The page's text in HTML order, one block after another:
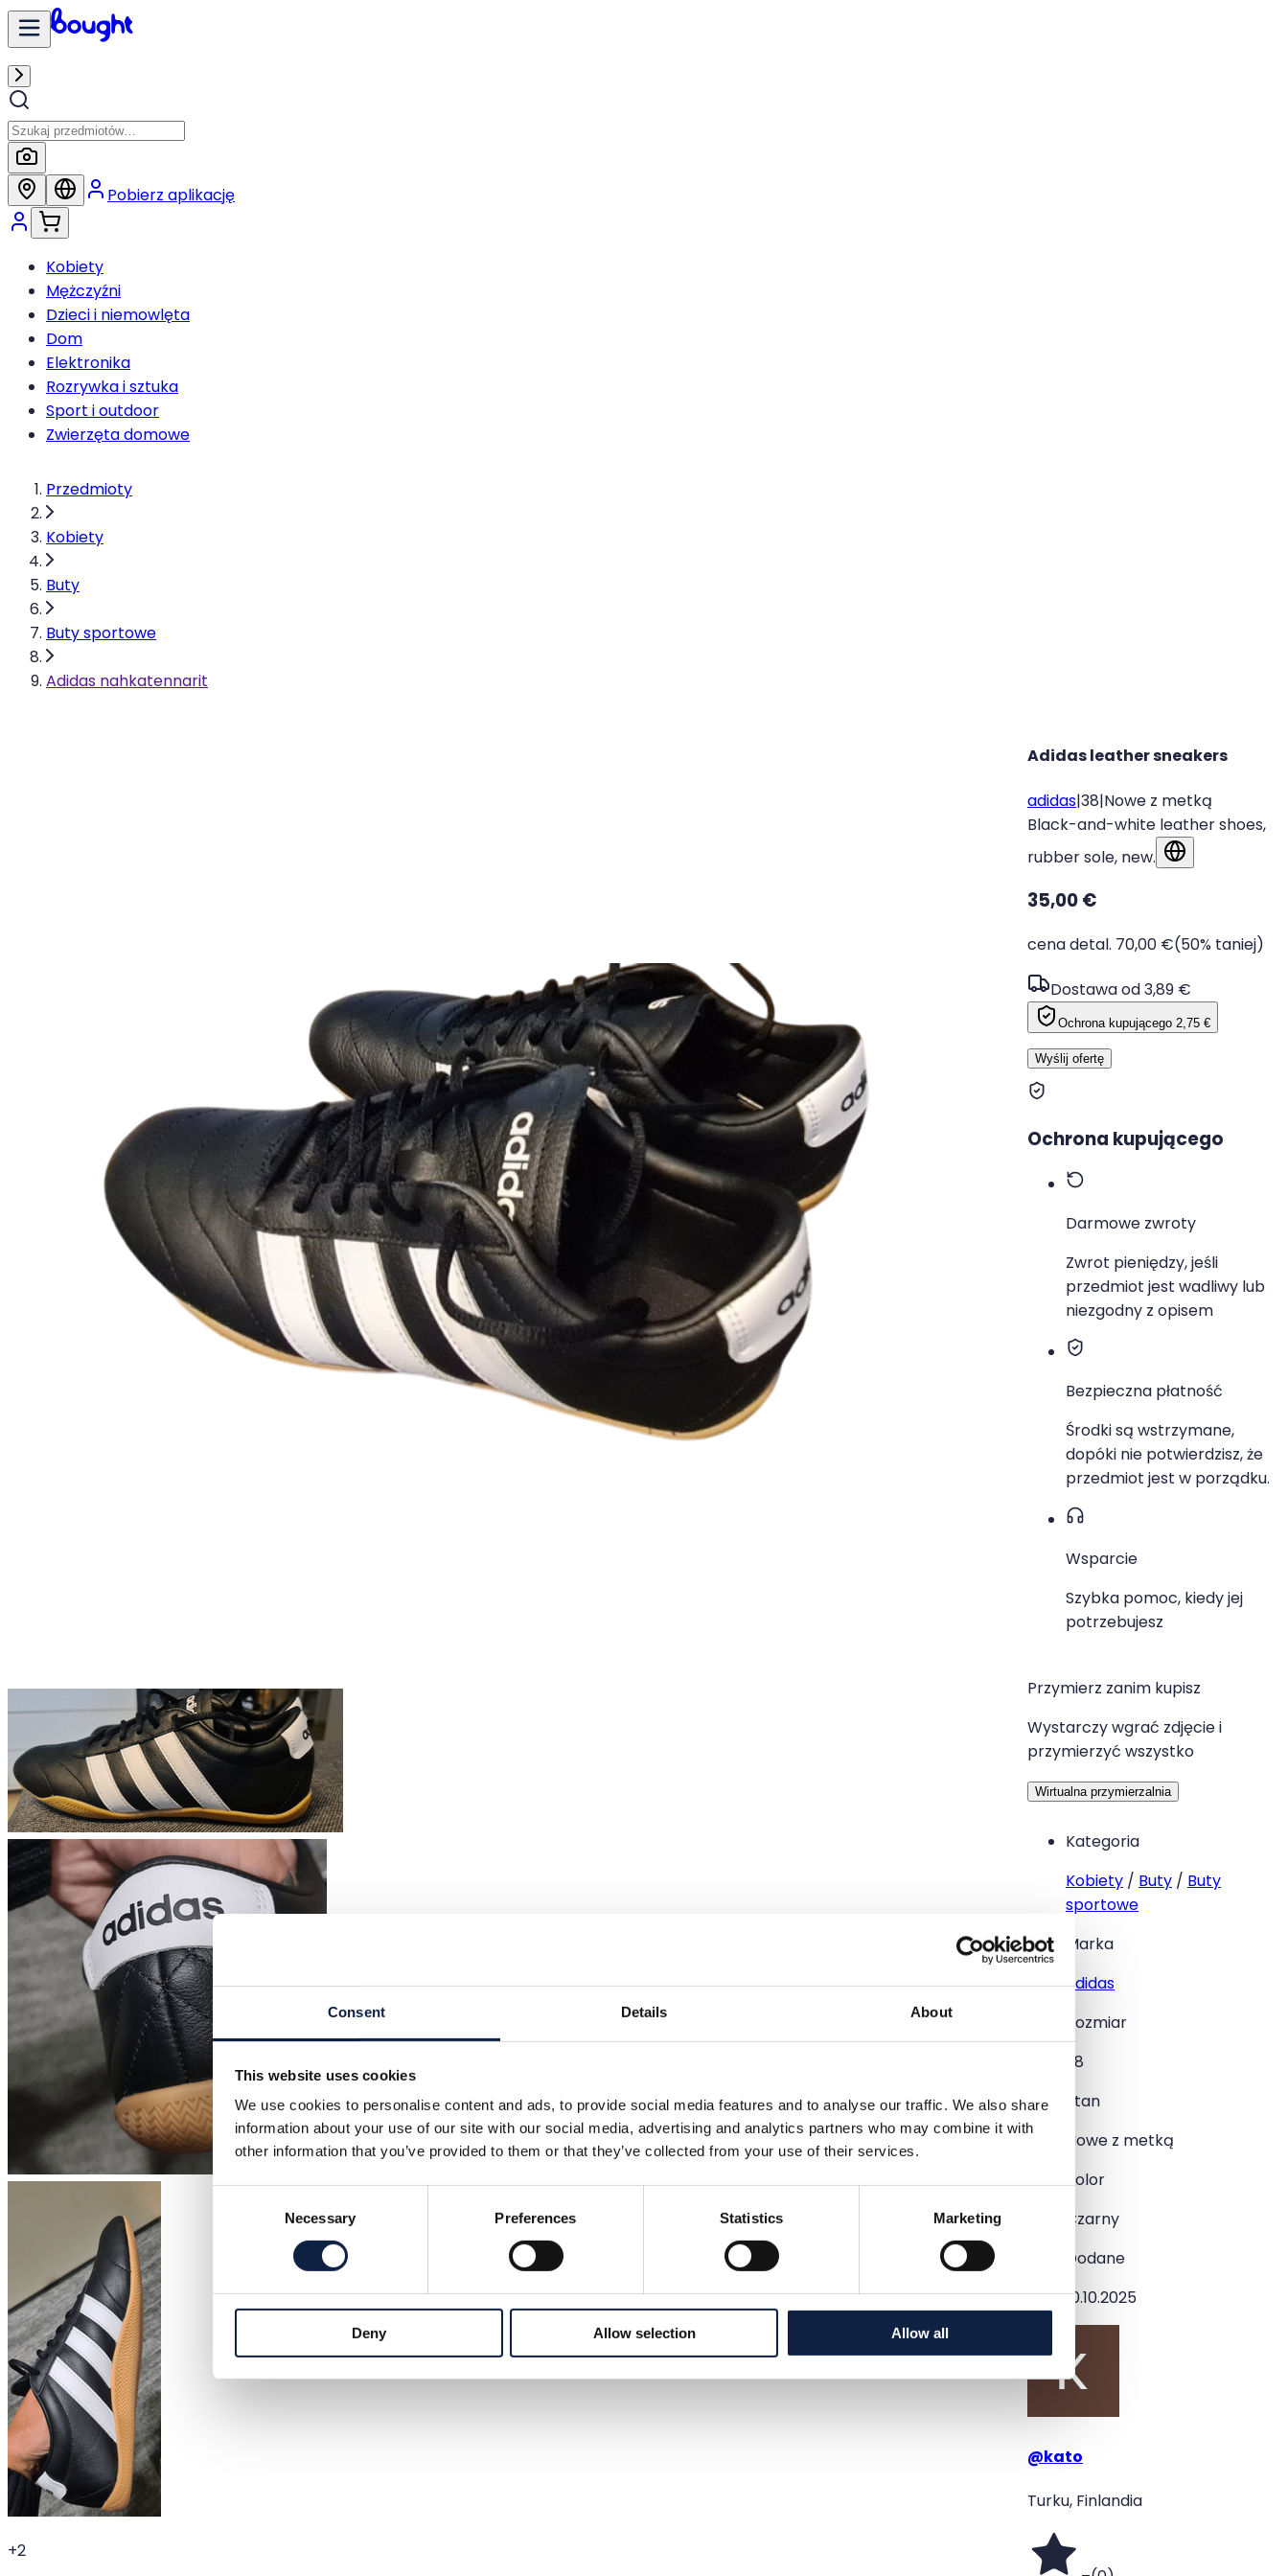
Consent Details About
This website uses cookies
We use cookies to personalise content and ads, to provide social media features and to analyse our traffic. We also share
information about your use of our site with our social media, advertising and analytics partners who may combine it with
other information that you’ve provided to them or that they’ve collected from your use of their services.
Necessary Preferences Statistics Marketing
Deny Allow selection Allow all
Pobierz aplikację
Kobiety
Mężczyźni
Dzieci i niemowlęta
Dom
Elektronika
Rozrywka i sztuka
Sport i outdoor
Zwierzęta domowe
Przedmioty
Kobiety
Buty
Buty sportowe
Adidas nahkatennarit
+2
Adidas leather sneakers
adidas|38|Nowe z metką
Black-and-white leather shoes,
rubber sole, new.
35,00 €
cena detal. 70,00 €(50% taniej)
Dostawa od 3,89 €
Ochrona kupującego 2,75 €
Ochrona kupującego
Darmowe zwroty
Zwrot pieniędzy, jeśli
przedmiot jest wadliwy lub
niezgodny z opisem
Bezpieczna płatność
Środki są wstrzymane,
dopóki nie potwierdzisz, że
przedmiot jest w porządku.
Wsparcie
Szybka pomoc, kiedy jej
potrzebujesz
Przymierz zanim kupisz
Wystarczy wgrać zdjęcie i
przymierzyć wszystko
Wirtualna przymierzalnia
Kategoria
Kobiety / Buty / Buty
sportowe
Marka
adidas
Rozmiar
38
Stan
Nowe z metką
Kolor
Czarny
Dodane
10.10.2025
@kato
Turku, Finlandia
Wyślij ofertę